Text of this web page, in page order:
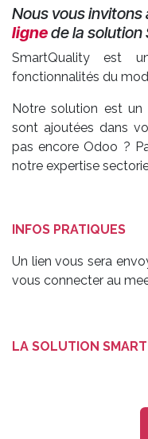
Nous vous invitons
lignede la solution
SmartQuality est
fonctionnalités du
Notre solution est
sont ajoutées dans
pas encore Odoo ?
notre expertise
INFOS PRATIQUES
Un lien vous sera
vous connecter au
LA SOLUTION